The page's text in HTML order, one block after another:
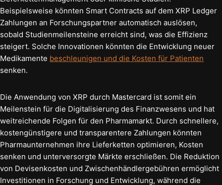
Beispielsweise könnten Smart Contracts auf dem XRP Ledger
Zahlungen an Forschungspartner automatisch auslösen,
sobald Studienmeilensteine erreicht sind, was die Effizienz
steigert. Solche Innovationen könnten die Entwicklung neuer
Medikamente beschleunigen und die Kosten für Patienten
senken.
Die Anwendung von XRP durch Mastercard ist somit ein
Meilenstein für die Digitalisierung des Finanzwesens und hat
weitreichende Folgen für den Pharmamarkt. Durch schnellere,
kostengünstigere und transparentere Zahlungen könnten
Pharmaunternehmen ihre Lieferketten optimieren, Kosten
senken und unterversorgte Märkte erschließen. Die Reduktion
von Devisenkosten und Zwischenhändlergebühren ermöglicht
Investitionen in Forschung und Entwicklung, während die